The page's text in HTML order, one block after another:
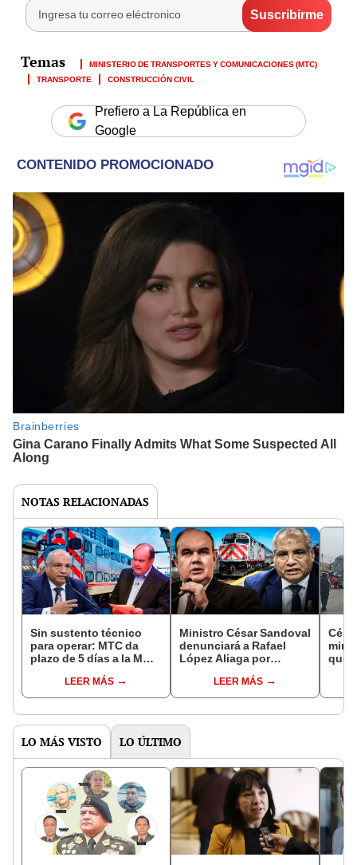
MINISTERIO DE TRANSPORTES Y COMUNICACIONES (MTC)
TRANSPORTE
CONSTRUCCIÓN CIVIL
Prefiero a La República en
Google
NOTAS RELACIONADAS
Sin sustento técnico
para operar: MTC da
plazo de 5 días a la MML
actual de trenes Caltrain
LEER MÁS
Ministro César Sandoval
denunciará a Rafael
López Aliaga por
aprenda a hablar la
verdad"
LEER MÁS
que
LO MÁS VISTO LO ÚLTIMO